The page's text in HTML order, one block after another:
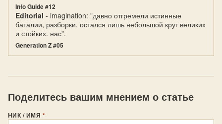
Info Guide #12
Editorial - imagination: "давно отгремели истинные
баталии, разборки, остался лишь небольшой круг великих
и стойких. нас".
Generation Z #05
Поделитесь вашим мнением о статье
НИК / ИМЯ *